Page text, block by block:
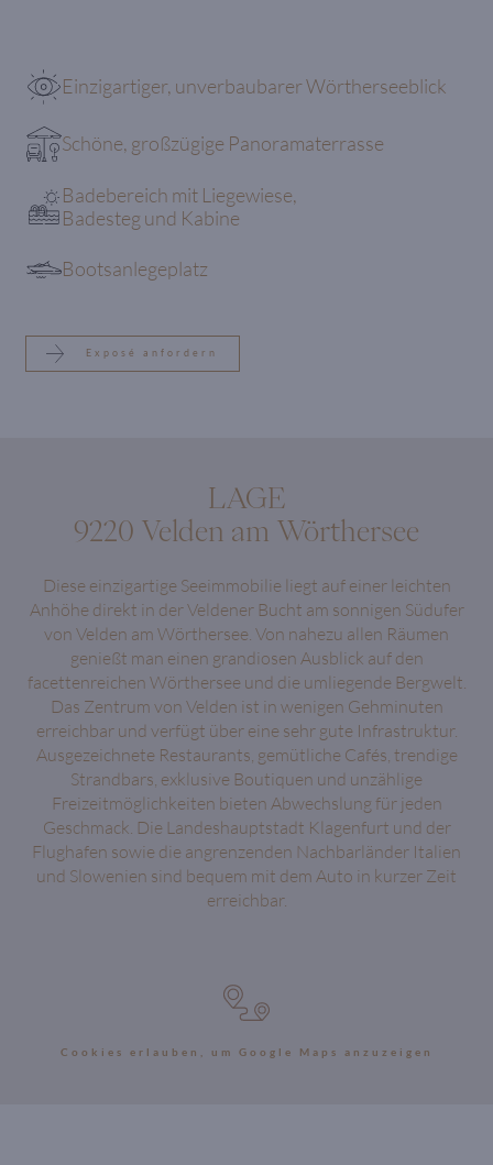
Einzigartiger, unverbaubarer Wörtherseeblick
Schöne, großzügige Panoramaterrasse
Badebereich mit Liegewiese,
Badesteg und Kabine
Bootsanlegeplatz
Exposé anfordern
LAGE
9220 Velden am Wörthersee
Diese einzigartige Seeimmobilie liegt auf einer leichten
Anhöhe direkt in der Veldener Bucht am sonnigen Südufer
von Velden am Wörthersee. Von nahezu allen Räumen
genießt man einen grandiosen Ausblick auf den
facettenreichen Wörthersee und die umliegende Bergwelt.
Das Zentrum von Velden ist in wenigen Gehminuten
erreichbar und verfügt über eine sehr gute Infrastruktur.
Ausgezeichnete Restaurants, gemütliche Cafés, trendige
Strandbars, exklusive Boutiquen und unzählige
Freizeitmöglichkeiten bieten Abwechslung für jeden
Geschmack. Die Landeshauptstadt Klagenfurt und der
Flughafen sowie die angrenzenden Nachbarländer Italien
und Slowenien sind bequem mit dem Auto in kurzer Zeit
erreichbar.
Cookies erlauben, um Google Maps anzuzeigen